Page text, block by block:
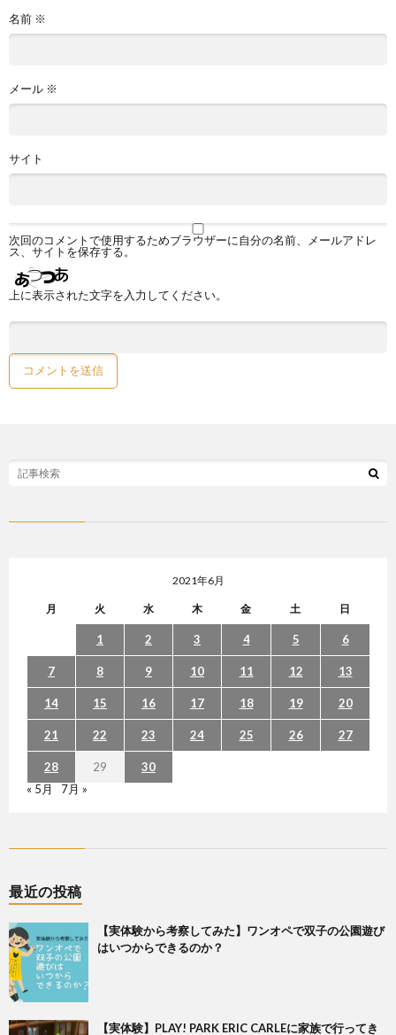
名前 ※
メール ※
サイト
次回のコメントで使用するためブラウザーに自分の名前、メールアドレ
ス、サイトを保存する。
上に表示された文字を入力してください。
2021年6月
月 火 水 木 金 土 日
1 2 3 4 5 6
7 8 9 10 11 12 13
14 15 16 17 18 19 20
21 22 23 24 25 26 27
28 29
30
« 5月
7月 »
最近の投稿
【実体験から考察してみた】ワンオペで双子の公園遊び
はいつからできるのか？
【実体験】PLAY! PARK ERIC CARLEに家族で行ってき